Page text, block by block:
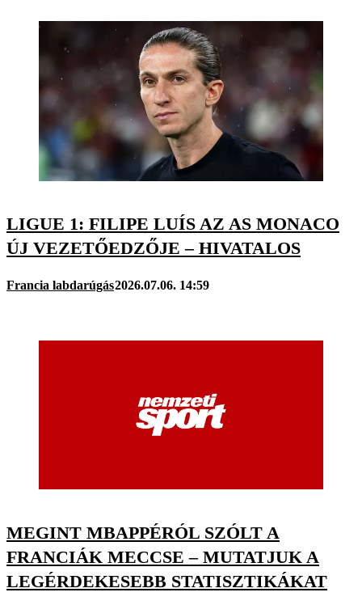
LIGUE 1: FILIPE LUÍS AZ AS MONACO
ÚJ VEZETŐEDZŐJE – HIVATALOS
Francia labdarúgás2026.07.06. 14:59
MEGINT MBAPPÉRÓL SZÓLT A
FRANCIÁK MECCSE – MUTATJUK A
LEGÉRDEKESEBB STATISZTIKÁKAT